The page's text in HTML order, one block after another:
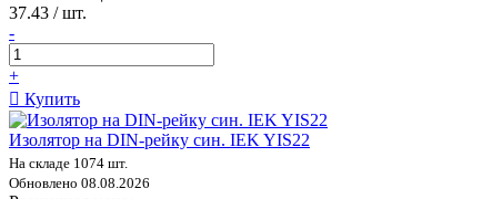
37.43 / шт.
-
+
Купить
Изолятор на DIN-рейку син. IEK YIS22
На складе 1074 шт.
Обновлено 08.08.2026